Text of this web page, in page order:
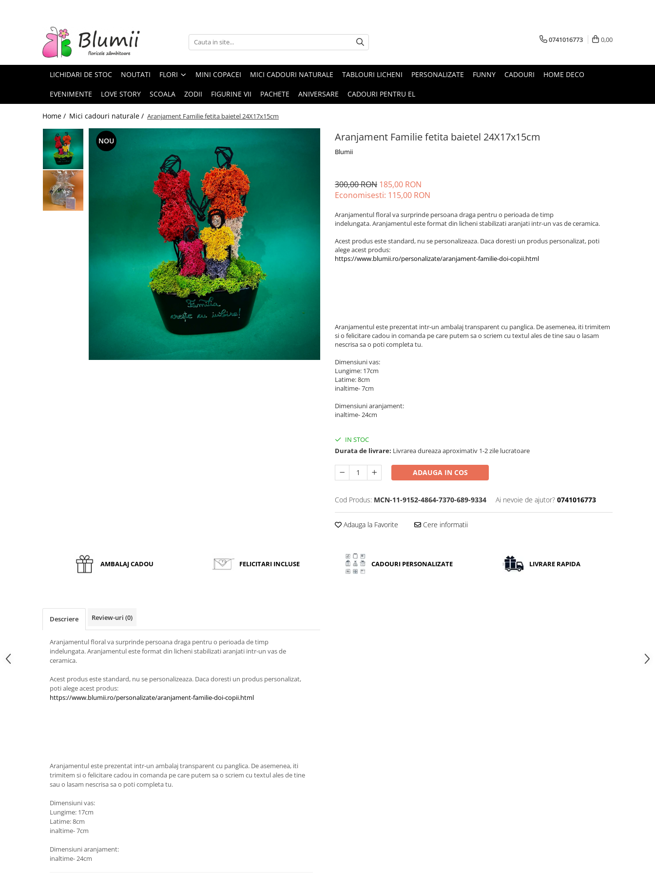
FLORI NATURALE
BUCHETE
ARANJAMENTE
INAPOI LA SCOALA
FLORI CRIOGENATE
0741016773 0,00
LICHIDARI DE STOC NOUTATI FLORI MINI COPACEI MICI CADOURI NATURALE TABLOURI LICHENI PERSONALIZATE FUNNY CADOURI HOME DECO
EVENIMENTE LOVE STORY SCOALA ZODII FIGURINE VII PACHETE ANIVERSARE CADOURI PENTRU EL
Home / Mici cadouri naturale / Aranjament Familie fetita baietel 24X17x15cm
Aranjament Familie fetita baietel 24X17x15cm
Blumii
NOU
300,00 RON 185,00 RON
Economisesti: 115,00 RON
Aranjamentul floral va surprinde persoana draga pentru o perioada de timp
indelungata. Aranjamentul este format din licheni stabilizati aranjati intr-un vas de ceramica.
Acest produs este standard, nu se personalizeaza. Daca doresti un produs personalizat, poti
alege acest produs: ​
https://www.blumii.ro/personalizate/aranjament-familie-doi-copii.html
Aranjamentul este prezentat intr-un ambalaj transparent cu panglica. De asemenea, iti trimitem
si o felicitare cadou in comanda pe care putem sa o scriem cu textul ales de tine sau o lasam
nescrisa sa o poti completa tu.
Dimensiuni vas:
Lungime: 17cm
Latime: 8cm
inaltime- 7cm
Dimensiuni aranjament:
inaltime- 24cm
IN STOC
Durata de livrare: Livrarea dureaza aproximativ 1-2 zile lucratoare
ADAUGA IN COS
Cod Produs: MCN-11-9152-4864-7370-689-9334 Ai nevoie de ajutor? 0741016773
Adauga la Favorite Cere informatii
AMBALAJ CADOU FELICITARI INCLUSE CADOURI PERSONALIZATE LIVRARE RAPIDA
Descriere Review-uri (0)
Aranjamentul floral va surprinde persoana draga pentru o perioada de timp
indelungata. Aranjamentul este format din licheni stabilizati aranjati intr-un vas de
ceramica.
Acest produs este standard, nu se personalizeaza. Daca doresti un produs personalizat,
poti alege acest produs: ​
https://www.blumii.ro/personalizate/aranjament-familie-doi-copii.html
Aranjamentul este prezentat intr-un ambalaj transparent cu panglica. De asemenea, iti
trimitem si o felicitare cadou in comanda pe care putem sa o scriem cu textul ales de tine
sau o lasam nescrisa sa o poti completa tu.
Dimensiuni vas:
Lungime: 17cm
Latime: 8cm
inaltime- 7cm
Dimensiuni aranjament:
inaltime- 24cm